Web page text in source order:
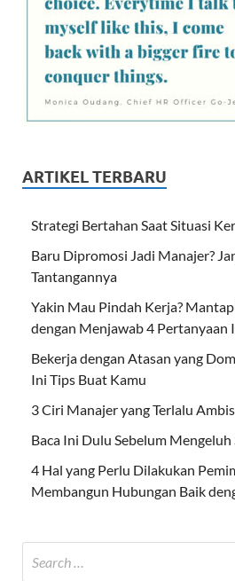
ARTIKEL TERBARU
Strategi Bertahan Saat Situasi
Baru Dipromosi Jadi Manajer?
Tantangannya
Yakin Mau Pindah Kerja?
dengan Menjawab 4 Pertanyaan
Bekerja dengan Atasan yang
Ini Tips Buat Kamu
3 Ciri Manajer yang Terlalu
Baca Ini Dulu Sebelum Mengeluh
4 Hal yang Perlu Dilakukan
Membangun Hubungan Baik